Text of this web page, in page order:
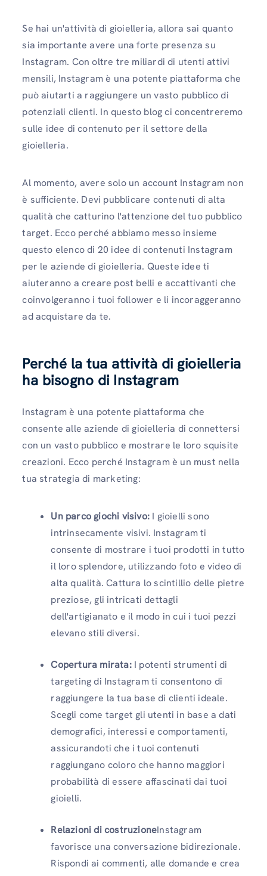
Se hai un'attività di gioielleria, allora sai quanto
sia importante avere una forte presenza su
Instagram. Con oltre tre miliardi di utenti attivi
mensili, Instagram è una potente piattaforma che
può aiutarti a raggiungere un vasto pubblico di
potenziali clienti. In questo blog ci concentreremo
sulle idee di contenuto per il settore della
gioielleria.
Al momento, avere solo un account Instagram non
è sufficiente. Devi pubblicare contenuti di alta
qualità che catturino l'attenzione del tuo pubblico
target. Ecco perché abbiamo messo insieme
questo elenco di 20 idee di contenuti Instagram
per le aziende di gioielleria. Queste idee ti
aiuteranno a creare post belli e accattivanti che
coinvolgeranno i tuoi follower e li incoraggeranno
ad acquistare da te.
Perché la tua attività di gioielleria
ha bisogno di Instagram
Instagram è una potente piattaforma che
consente alle aziende di gioielleria di connettersi
con un vasto pubblico e mostrare le loro squisite
creazioni. Ecco perché Instagram è un must nella
tua strategia di marketing:
Un parco giochi visivo: I gioielli sono
intrinsecamente visivi. Instagram ti
consente di mostrare i tuoi prodotti in tutto
il loro splendore, utilizzando foto e video di
alta qualità. Cattura lo scintillio delle pietre
preziose, gli intricati dettagli
dell'artigianato e il modo in cui i tuoi pezzi
elevano stili diversi.
Copertura mirata:I potenti strumenti di
targeting di Instagram ti consentono di
raggiungere la tua base di clienti ideale.
Scegli come target gli utenti in base a dati
demografici, interessi e comportamenti,
assicurandoti che i tuoi contenuti
raggiungano coloro che hanno maggiori
probabilità di essere affascinati dai tuoi
gioielli.
Relazioni di costruzioneInstagram
favorisce una conversazione bidirezionale.
Rispondi ai commenti, alle domande e crea